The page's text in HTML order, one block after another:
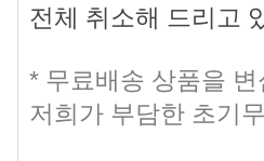
전체 취소해 드리고
* 무료배송 상품을
저희가 부담한 초기